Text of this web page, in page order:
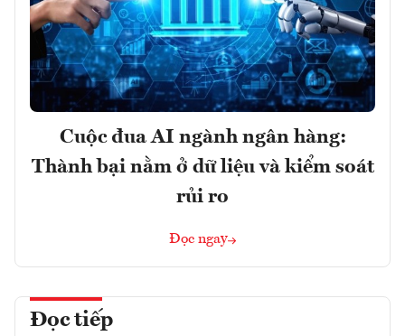
Cuộc đua AI ngành ngân hàng:
Thành bại nằm ở dữ liệu và kiểm soát
rủi ro
Đọc ngay
Đọc tiếp